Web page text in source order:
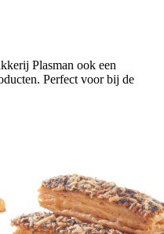
Plasman ook een
Perfect voor bij de